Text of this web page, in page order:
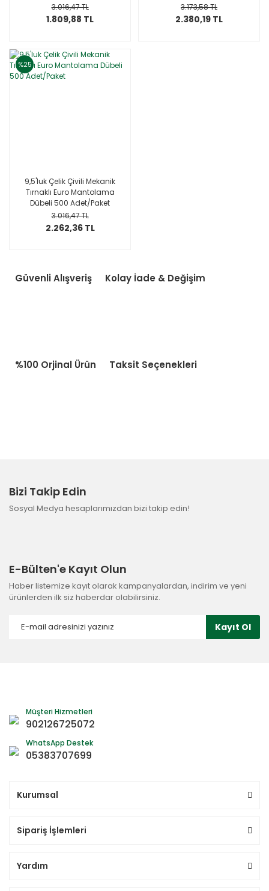
3.016,47 TL
1.809,88 TL
3.173,58 TL
2.380,19 TL
%25
9,5'luk Çelik Çivili Mekanik
Tırnaklı Euro Mantolama
Dübeli 500 Adet/Paket
3.016,47 TL
2.262,36 TL
Güvenli Alışveriş Kolay İade & Değişim
%100 Orjinal Ürün Taksit Seçenekleri
Bizi Takip Edin
Sosyal Medya hesaplarımızdan bizi takip edin!
E-Bülten'e Kayıt Olun
Haber listemize kayıt olarak kampanyalardan, indirim ve yeni
ürünlerden ilk siz haberdar olabilirsiniz.
Kayıt Ol
Müşteri Hizmetleri
902126725072
WhatsApp Destek
05383707699
Kurumsal
Sipariş İşlemleri
Yardım